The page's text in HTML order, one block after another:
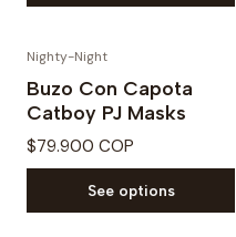
Nighty-Night
Buzo Con Capota
Catboy PJ Masks
$79.900 COP
See options